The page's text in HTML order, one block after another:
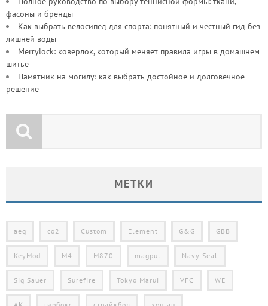
фасоны и бренды
Как выбрать велосипед для спорта: понятный и честный гид без
лишней воды
Merrylock: коверлок, который меняет правила игры в домашнем
шитье
Памятник на могилу: как выбрать достойное и долговечное
решение
МЕТКИ
aeg co2 Custom Element G&G GBB
KeyMod M4 M870 magpul Navy Seal
Sig Sauer Surefire Tokyo Marui VFC WE